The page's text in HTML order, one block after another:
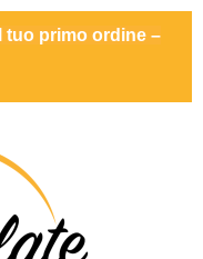
tuo primo ordine –